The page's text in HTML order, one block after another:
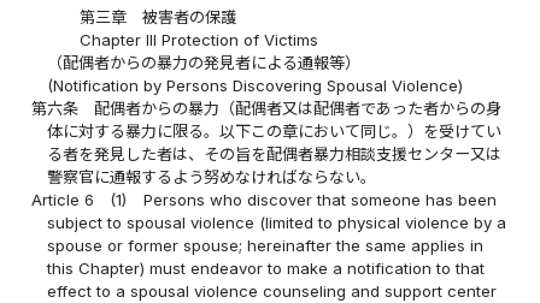
第三章 被害者の保護
Chapter III Protection of Victims
（配偶者からの暴力の発見者による通報等）
(Notification by Persons Discovering Spousal Violence)
第六条
配偶者からの暴力（配偶者又は配偶者であった者からの身
体に対する暴力に限る。以下この章において同じ。）を受けてい
る者を発見した者は、その旨を配偶者暴力相談支援センター又は
警察官に通報するよう努めなければならない。
Article 6
(1)
Persons who discover that someone has been
subject to spousal violence (limited to physical violence by a
spouse or former spouse; hereinafter the same applies in
this Chapter) must endeavor to make a notification to that
effect to a spousal violence counseling and support center